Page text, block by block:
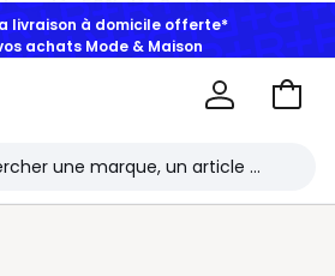
livraison à domicile offerte*
achats Mode & Maison
Aller